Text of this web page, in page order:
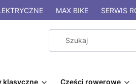
MAX BIKE SERWIS
klasyczne Części rowerowe